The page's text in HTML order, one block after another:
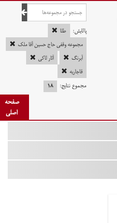
صفحه اصلی
پالایش:
طلا
مجموعه وقفی حاج حسین آقا ملک
آبرنگ
آثار لاکی
قاجاریه
مجموع نتایج:
۱۸
صفحه
اصلی